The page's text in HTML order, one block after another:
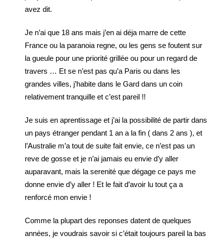
avez dit.
Je n’ai que 18 ans mais j’en ai déja marre de cette
France ou la paranoia regne, ou les gens se foutent sur
la gueule pour une priorité grillée ou pour un regard de
travers … Et se n’est pas qu’a Paris ou dans les
grandes villes, j’habite dans le Gard dans un coin
relativement tranquille et c’est pareil !!
Je suis en aprentissage et j’ai la possibilité de partir dans
un pays étranger pendant 1 an a la fin ( dans 2 ans ), et
l’Australie m’a tout de suite fait envie, ce n’est pas un
reve de gosse et je n’ai jamais eu envie d’y aller
auparavant, mais la serenité que dégage ce pays me
donne envie d’y aller ! Et le fait d’avoir lu tout ça a
renforcé mon envie !
Comme la plupart des reponses datent de quelques
années, je voudrais savoir si c’était toujours pareil la bas